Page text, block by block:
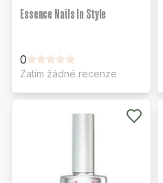
Essence Nails In Style
0
Zatím žádné recenze